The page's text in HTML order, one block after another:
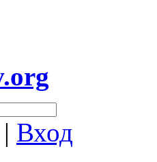
| Вход